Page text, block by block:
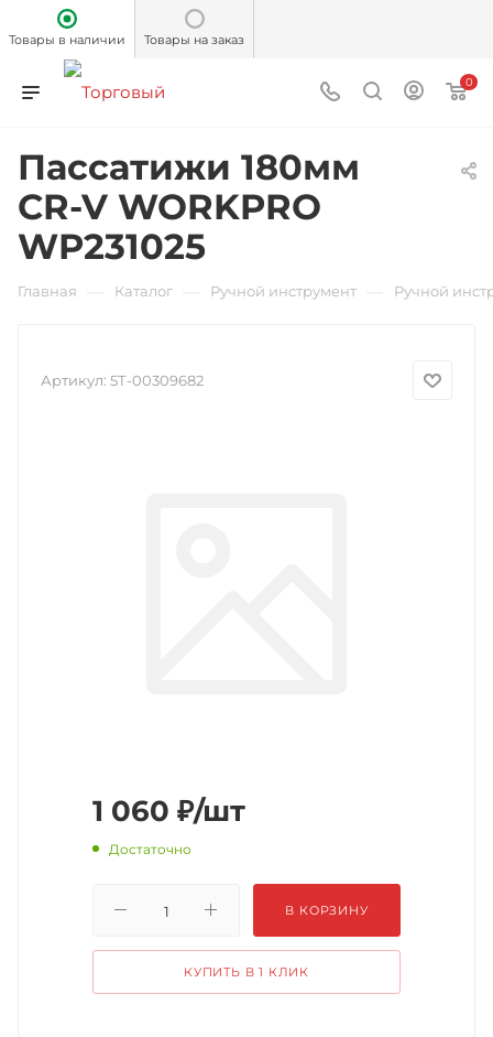
Товары в наличии Товары на заказ
0
Пассатижи 180мм
CR-V WORKPRO
WP231025
Главная Каталог Ручной инструмент Ручной
Артикул: 5Т-00309682
1 060 ₽/шт
Достаточно
В КОРЗИНУ
КУПИТЬ В 1 КЛИК